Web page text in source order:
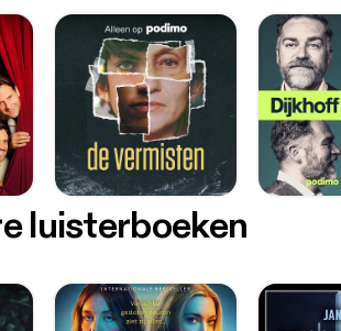
luisterboeken